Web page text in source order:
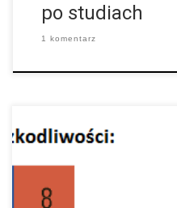
po studiach
1 komentarz
Oto przegląd najbardziej
innymi z czego się składają,